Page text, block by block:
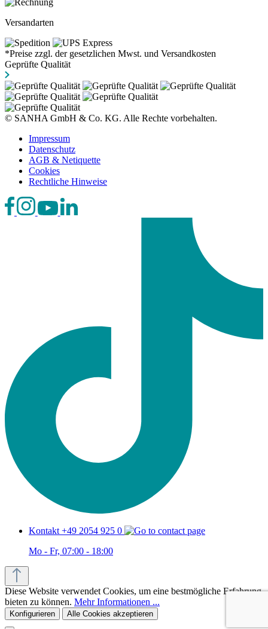
Versandarten
*Preise zzgl. der gesetzlichen Mwst. und Versandkosten
Geprüfte Qualität
© SANHA GmbH & Co. KG. Alle Rechte vorbehalten.
Impressum
Datenschutz
AGB & Netiquette
Cookies
Rechtliche Hinweise
Kontakt +49 2054 925 0
Mo - Fr, 07:00 - 18:00
Diese Website verwendet Cookies, um eine bestmögliche Erfahrung
bieten zu können. Mehr Informationen ...
Konfigurieren Alle Cookies akzeptieren